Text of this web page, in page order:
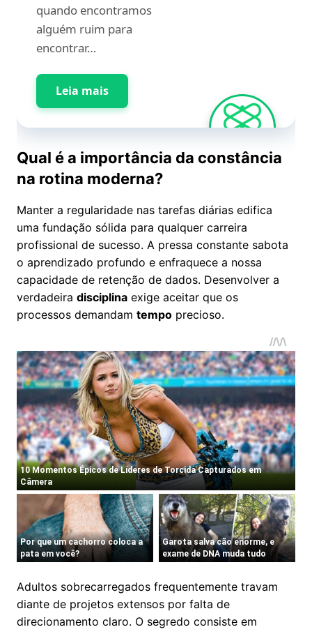
quando encontramos
alguém ruim para
encontrar…
Leia mais
Qual é a importância da constância
na rotina moderna?
Manter a regularidade nas tarefas diárias edifica
uma fundação sólida para qualquer carreira
profissional de sucesso. A pressa constante sabota
o aprendizado profundo e enfraquece a nossa
capacidade de retenção de dados. Desenvolver a
verdadeira disciplina exige aceitar que os
processos demandam tempo precioso.
Adultos sobrecarregados frequentemente travam
diante de projetos extensos por falta de
direcionamento claro. O segredo consiste em